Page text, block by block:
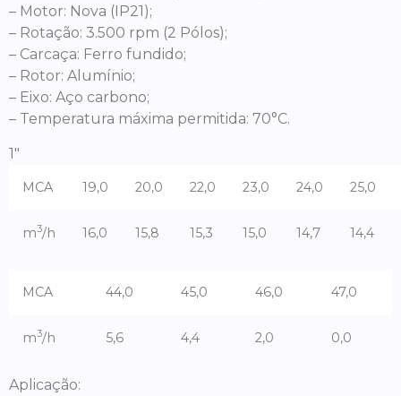
– Motor: Nova (IP21);
– Rotação: 3.500 rpm (2 Pólos);
– Carcaça: Ferro fundido;
– Rotor: Alumínio;
– Eixo: Aço carbono;
– Temperatura máxima permitida: 70°C.
1″
MCA 19,0 20,0 22,0 23,0 24,0 25,0
m3/h 16,0 15,8 15,3 15,0 14,7 14,4
MCA 44,0 45,0 46,0 47,0
m3/h 5,6 4,4 2,0 0,0
Aplicação: